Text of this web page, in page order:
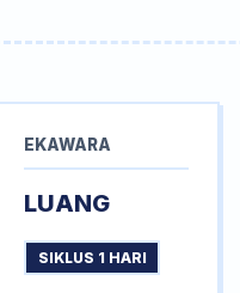
EKAWARA
LUANG
SIKLUS 1 HARI